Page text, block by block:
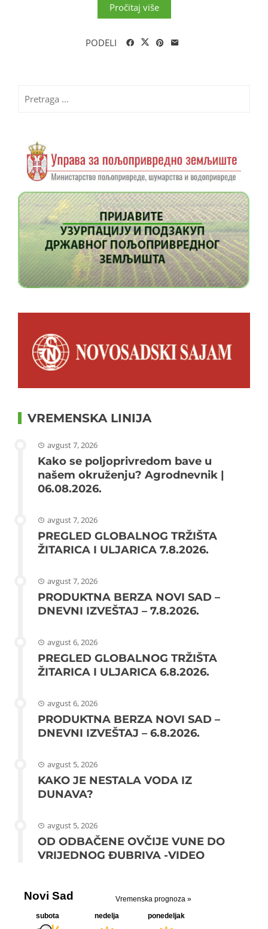
Pročitaj više
PODELI
za:
VREMENSKA LINIJA
avgust 7, 2026
Kako se poljoprivredom bave u
našem okruženju? Agrodnevnik |
06.08.2026.
avgust 7, 2026
PREGLED GLOBALNOG TRŽIŠTA
ŽITARICA I ULJARICA 7.8.2026.
avgust 7, 2026
PRODUKTNA BERZA NOVI SAD –
DNEVNI IZVEŠTAJ – 7.8.2026.
avgust 6, 2026
PREGLED GLOBALNOG TRŽIŠTA
ŽITARICA I ULJARICA 6.8.2026.
avgust 6, 2026
PRODUKTNA BERZA NOVI SAD –
DNEVNI IZVEŠTAJ – 6.8.2026.
avgust 5, 2026
KAKO JE NESTALA VODA IZ
DUNAVA?
avgust 5, 2026
OD ODBAČENE OVČIJE VUNE DO
VRIJEDNOG ĐUBRIVA -VIDEO